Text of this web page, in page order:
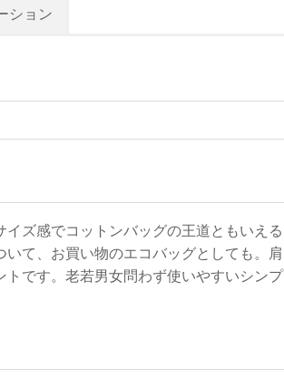
ション
ズ感でコットンバッグの王道ともいえる
て、お買い物のエコバッグとしても。肩
です。老若男女問わず使いやすいシンプ